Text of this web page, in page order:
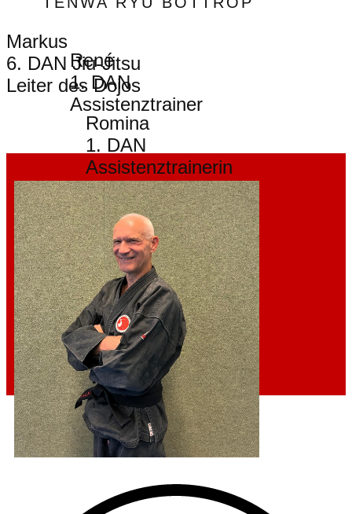
René
1. DAN
Assistenztrainer
Markus
6. DAN Jiu-Jitsu
Leiter des Dojos
Romina
1. DAN
Assistenztrainerin